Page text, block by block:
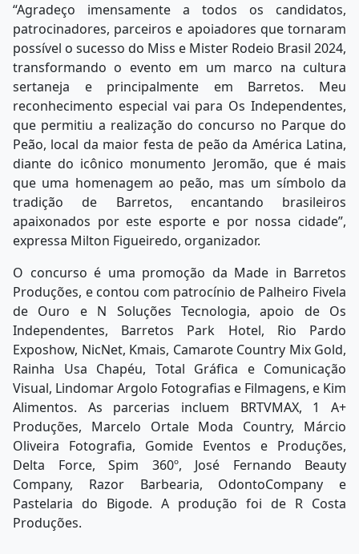
“Agradeço imensamente a todos os candidatos,
patrocinadores, parceiros e apoiadores que tornaram
possível o sucesso do Miss e Mister Rodeio Brasil 2024,
transformando o evento em um marco na cultura
sertaneja e principalmente em Barretos. Meu
reconhecimento especial vai para Os Independentes,
que permitiu a realização do concurso no Parque do
Peão, local da maior festa de peão da América Latina,
diante do icônico monumento Jeromão, que é mais
que uma homenagem ao peão, mas um símbolo da
tradição de Barretos, encantando brasileiros
apaixonados por este esporte e por nossa cidade”,
expressa Milton Figueiredo, organizador.
O concurso é uma promoção da Made in Barretos
Produções, e contou com patrocínio de Palheiro Fivela
de Ouro e N Soluções Tecnologia, apoio de Os
Independentes, Barretos Park Hotel, Rio Pardo
Exposhow, NicNet, Kmais, Camarote Country Mix Gold,
Rainha Usa Chapéu, Total Gráfica e Comunicação
Visual, Lindomar Argolo Fotografias e Filmagens, e Kim
Alimentos. As parcerias incluem BRTVMAX, 1 A+
Produções, Marcelo Ortale Moda Country, Márcio
Oliveira Fotografia, Gomide Eventos e Produções,
Delta Force, Spim 360º, José Fernando Beauty
Company, Razor Barbearia, OdontoCompany e
Pastelaria do Bigode. A produção foi de R Costa
Produções.